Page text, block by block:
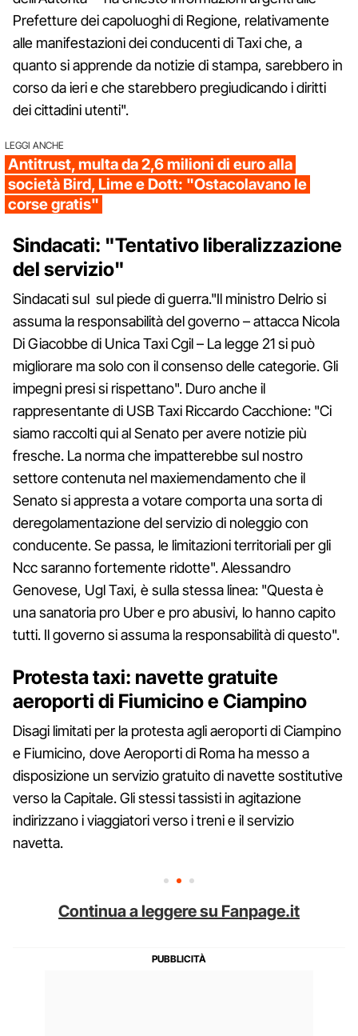
Prefetture dei capoluoghi di Regione, relativamente
alle manifestazioni dei conducenti di Taxi che, a
quanto si apprende da notizie di stampa, sarebbero in
corso da ieri e che starebbero pregiudicando i diritti
dei cittadini utenti".
LEGGI ANCHE
Antitrust, multa da 2,6 milioni di euro alla
società Bird, Lime e Dott: "Ostacolavano le
corse gratis"
Sindacati: "Tentativo liberalizzazione
del servizio"
Sindacati sul sul piede di guerra."Il ministro Delrio si
assuma la responsabilità del governo – attacca Nicola
Di Giacobbe di Unica Taxi Cgil – La legge 21 si può
migliorare ma solo con il consenso delle categorie. Gli
impegni presi si rispettano". Duro anche il
rappresentante di USB Taxi Riccardo Cacchione: "Ci
siamo raccolti qui al Senato per avere notizie più
fresche. La norma che impatterebbe sul nostro
settore contenuta nel maxiemendamento che il
Senato si appresta a votare comporta una sorta di
deregolamentazione del servizio di noleggio con
conducente. Se passa, le limitazioni territoriali per gli
Ncc saranno fortemente ridotte". Alessandro
Genovese, Ugl Taxi, è sulla stessa linea: "Questa è
una sanatoria pro Uber e pro abusivi, lo hanno capito
tutti. Il governo si assuma la responsabilità di questo".
Protesta taxi: navette gratuite
aeroporti di Fiumicino e Ciampino
Disagi limitati per la protesta agli aeroporti di Ciampino
e Fiumicino, dove Aeroporti di Roma ha messo a
disposizione un servizio gratuito di navette sostitutive
verso la Capitale. Gli stessi tassisti in agitazione
indirizzano i viaggiatori verso i treni e il servizio
navetta.
Continua a leggere su Fanpage.it